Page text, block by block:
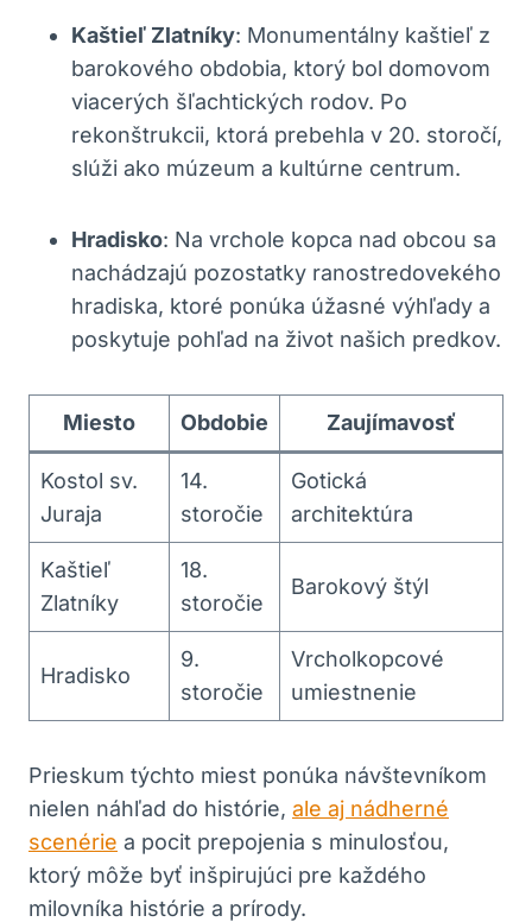
Kaštieľ ‌Zlatníky: Monumentálny kaštieľ⁤ z
barokového obdobia, ktorý​ bol domovom
viacerých ⁢šľachtických rodov. Po⁣
rekonštrukcii,​ ktorá prebehla v 20. storočí,
slúži ako ⁣múzeum a kultúrne centrum.
Hradisko: ‌Na vrchole kopca nad obcou sa
nachádzajú pozostatky ranostredovekého
hradiska, ktoré ponúka úžasné výhľady a
poskytuje pohľad na život našich predkov.
Miesto Obdobie Zaujímavosť
Kostol sv.
Juraja
14.
storočie
Gotická
architektúra
Kaštieľ
Zlatníky
18.
storočie
Barokový štýl
Hradisko
9.
storočie
Vrcholkopcové
umiestnenie
Prieskum týchto ⁢miest ponúka návštevníkom
nielen náhľad do ⁣histórie, ale aj nádherné
scenérie a pocit ⁣prepojenia s minulosťou,⁣
ktorý môže byť inšpirujúci‍ pre každého
milovníka histórie a prírody.